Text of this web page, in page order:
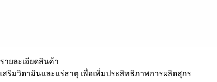
รายละเอียดสินค้า
เสริมวิตามินและแร่ธาตุ เพื่อเพิ่มประสิทธิภาพการผลิตสุกร